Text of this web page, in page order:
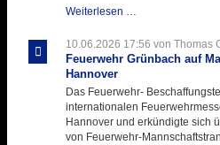
Weiterlesen …
Informationen
aus
aus
10.06.2026 17:56 von Thomas
Feuerwehr Grünbach auf
Hannover
Das Feuerwehr-
internationalen
Hannover und erkündigte sich
von Feuerwehr-